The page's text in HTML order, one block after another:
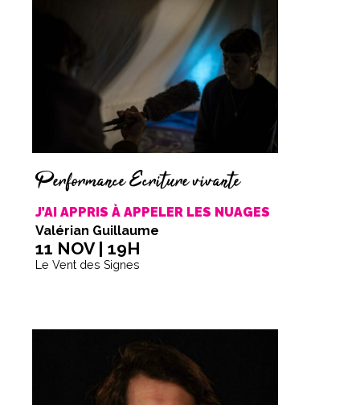
Performance Écriture vivante
J’AI APPRIS À APPELER LES NUAGES
Valérian Guillaume
11 NOV | 19H
Le Vent des Signes